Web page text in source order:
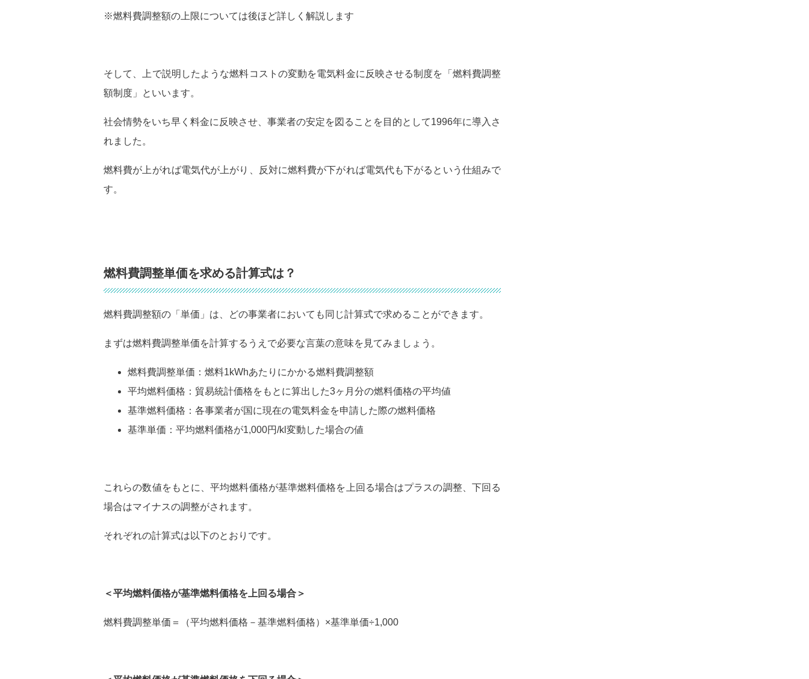
※燃料費調整額の上限については後ほど詳しく解説します
そして、上で説明したような燃料コストの変動を電気料金に反映させる制度を「燃料費調整
額制度」といいます。
社会情勢をいち早く料金に反映させ、事業者の安定を図ることを目的として1996年に導入さ
れました。
燃料費が上がれば電気代が上がり、反対に燃料費が下がれば電気代も下がるという仕組みで
す。
燃料費調整単価を求める計算式は？
燃料費調整額の「単価」は、どの事業者においても同じ計算式で求めることができます。
まずは燃料費調整単価を計算するうえで必要な言葉の意味を見てみましょう。
燃料費調整単価：燃料1kWhあたりにかかる燃料費調整額
平均燃料価格：貿易統計価格をもとに算出した3ヶ月分の燃料価格の平均値
基準燃料価格：各事業者が国に現在の電気料金を申請した際の燃料価格
基準単価：平均燃料価格が1,000円/kl変動した場合の値
これらの数値をもとに、平均燃料価格が基準燃料価格を上回る場合はプラスの調整、下回る
場合はマイナスの調整がされます。
それぞれの計算式は以下のとおりです。
＜平均燃料価格が基準燃料価格を上回る場合＞
燃料費調整単価＝（平均燃料価格－基準燃料価格）×基準単価÷1,000